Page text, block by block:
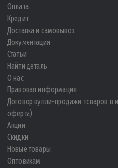
Оплата
Кредит
Доставка и самовывоз
Документация
Статьи
Найти деталь
О нас
Правовая информация
Договор купли-продажи товаров в
оферта)
Акции
Скидки
Новые товары
Оптовикам